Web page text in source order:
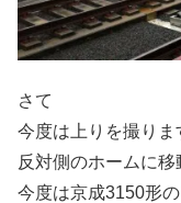
さて
今度は上りを撮りま
反対側のホームに移
今度は京成3150形